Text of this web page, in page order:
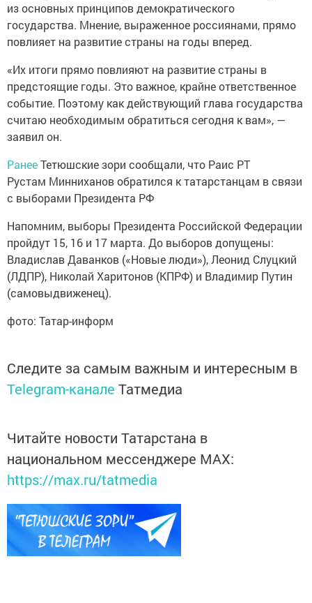
из основных принципов демократического
государства. Мнение, выраженное россиянами, прямо
повлияет на развитие страны на годы вперед.
«Их итоги прямо повлияют на развитие страны в
предстоящие годы. Это важное, крайне ответственное
событие. Поэтому как действующий глава государства
считаю необходимым обратиться сегодня к вам», —
заявил он.
РанееТетюшские зори сообщали, что Раис РТ
Рустам Минниханов обратился к татарстанцам в связи
с выборами Президента РФ
Напомним, выборы Президента Российской Федерации
пройдут 15, 16 и 17 марта. До выборов допущены:
Владислав Даванков («Новые люди»), Леонид Слуцкий
(ЛДПР), Николай Харитонов (КПРФ) и Владимир Путин
(самовыдвиженец).
фото: Татар-информ
Следите за самым важным и интересным в
Telegram-канале Татмедиа
Читайте новости Татарстана в
национальном мессенджере MАХ:
https://max.ru/tatmedia